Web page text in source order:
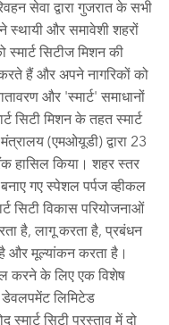
सेवा द्वारा गुजरात के सभी
और समावेशी शहरों
सिटीज मिशन की
हैं और अपने नागरिकों को
और 'स्मार्ट' समाधानों
सिटी मिशन के तहत स्मार्ट
(एमओयूडी) द्वारा 23
हासिल किया। शहर स्तर
गए स्पेशल पर्पज व्हीकल
सिटी विकास परियोजनाओं
है, लागू करता है, प्रबंधन
और मूल्यांकन करता है।
करने के लिए एक विशेष
डेवलपमेंट लिमिटेड
सिटी प्रस्ताव में दो